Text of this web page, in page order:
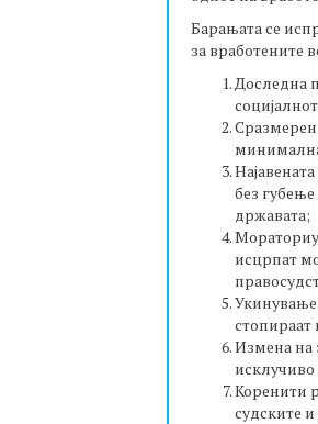
Барањата се
за вработените
Доследна
Сразмерен
без
државата;
исцрпат
Укинување
стопираат
Измена на
Коренити
судските